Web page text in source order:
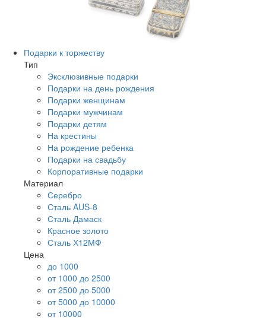
Подарки к торжеству
Тип
Эксклюзивные подарки
Подарки на день рождения
Подарки женщинам
Подарки мужчинам
Подарки детям
На крестины
На рождение ребенка
Подарки на свадьбу
Корпоративные подарки
Материал
Серебро
Сталь AUS-8
Сталь Дамаск
Красное золото
Сталь Х12МФ
Цена
до 1000
от 1000 до 2500
от 2500 до 5000
от 5000 до 10000
от 10000